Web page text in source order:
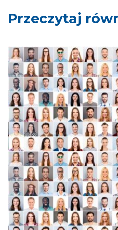
Przeczytaj